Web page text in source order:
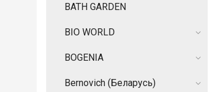
BATH GARDEN
BIO WORLD
BOGENIA
Bernovich (Беларусь)